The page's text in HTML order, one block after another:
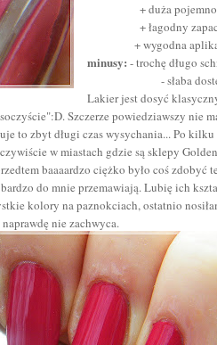
+ duża
+ łagodny
+ wygodna
minusy: - trochę długo
- słaba
Lakier jest dosyć
Szczerze powiedziawszy nie
to zbyt długi czas wysychania... Po
w miastach gdzie są sklepy
baaaardzo ciężko było coś zdobyć
do mnie przemawiają. Lubię ich
kolory na paznokciach, ostatnio
nie zachwyca.